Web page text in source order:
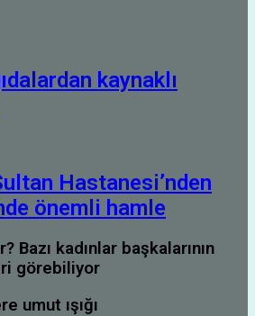
kaynaklı
Hastanesi’nden
önemli hamle
Bazı kadınlar başkalarının
görebiliyor
umut ışığı